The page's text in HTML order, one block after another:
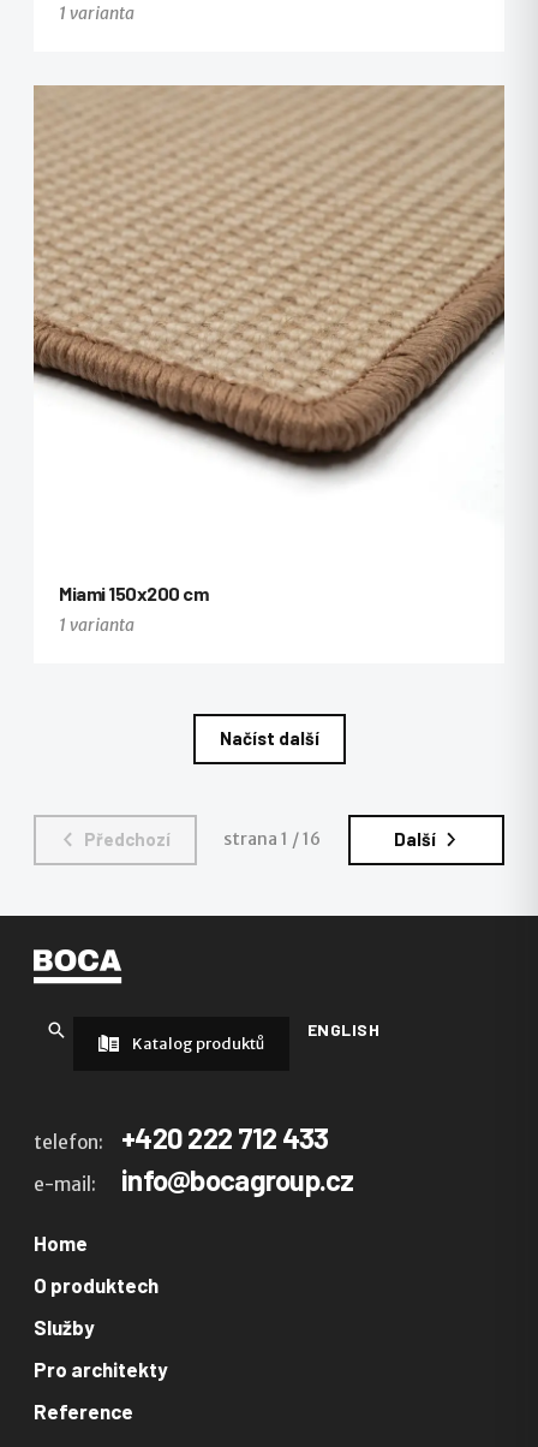
1 varianta
Miami 150x200 cm
1 varianta
Načíst další
Předchozí strana 1 / 16 Další
ENGLISH
Katalog produktů
telefon: +420 222 712 433
e-mail: info@bocagroup.cz
Home
O produktech
Služby
Pro architekty
Reference